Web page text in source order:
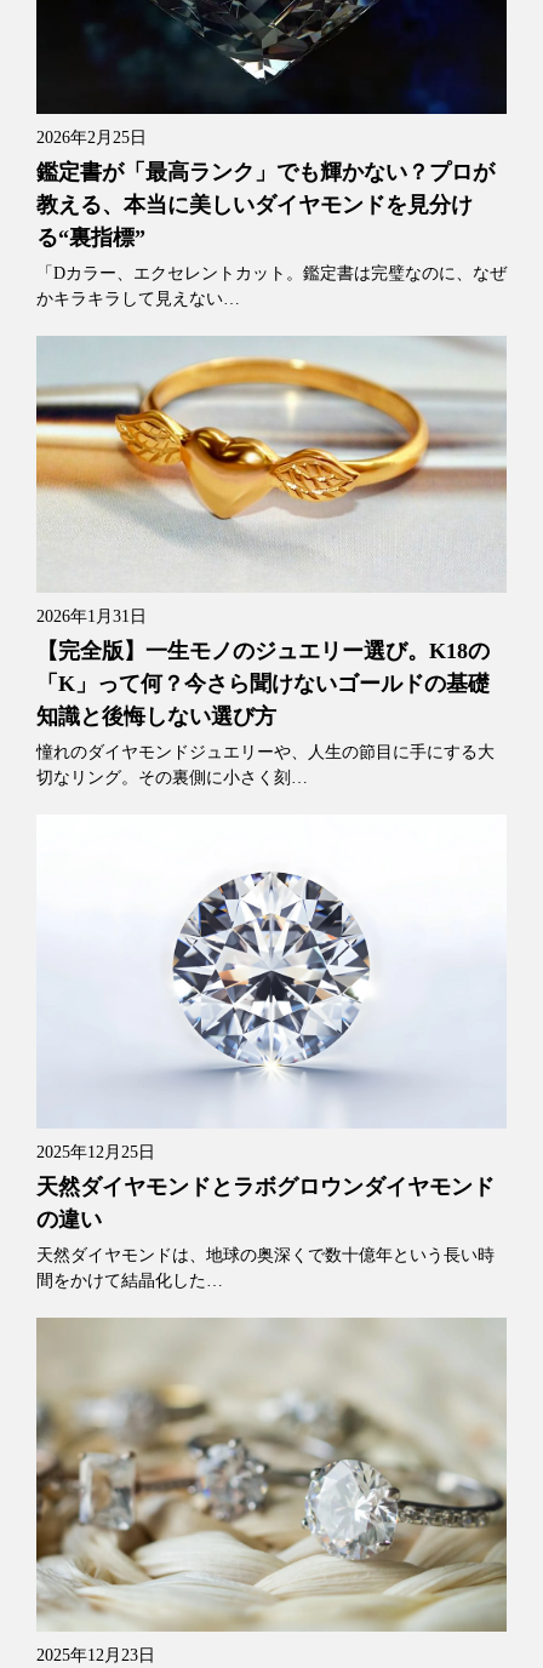
2026年2月25日
鑑定書が「最高ランク」でも輝かない？プロが
教える、本当に美しいダイヤモンドを見分け
る“裏指標”
「Dカラー、エクセレントカット。鑑定書は完璧なのに、なぜ
かキラキラして見えない…
2026年1月31日
【完全版】一生モノのジュエリー選び。K18の
「K」って何？今さら聞けないゴールドの基礎
知識と後悔しない選び方
憧れのダイヤモンドジュエリーや、人生の節目に手にする大
切なリング。その裏側に小さく刻…
2025年12月25日
天然ダイヤモンドとラボグロウンダイヤモンド
の違い
天然ダイヤモンドは、地球の奥深くで数十億年という長い時
間をかけて結晶化した…
2025年12月23日